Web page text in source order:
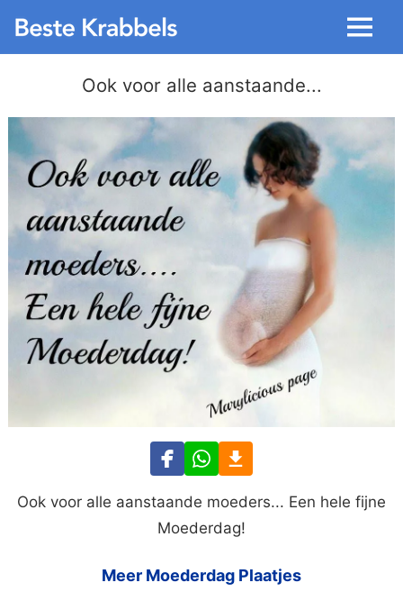
Menu
Ook voor alle aanstaande...
Ook voor alle aanstaande moeders... Een hele fijne
Moederdag!
Meer Moederdag Plaatjes